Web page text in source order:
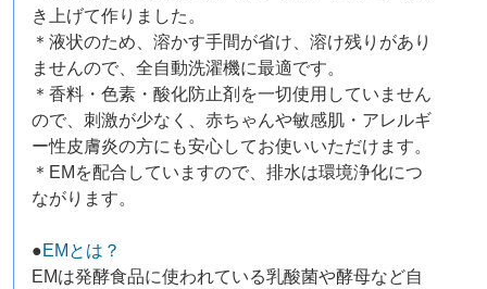
き上げて作りました。
＊液状のため、溶かす手間が省け、溶け残りがあり
ませんので、全自動洗濯機に最適です。
＊香料・色素・酸化防止剤を一切使用していません
ので、刺激が少なく、赤ちゃんや敏感肌・アレルギ
ー性皮膚炎の方にも安心してお使いいただけます。
＊EMを配合していますので、排水は環境浄化につ
ながります。
●EMとは？
EMは発酵食品に使われている乳酸菌や酵母など自